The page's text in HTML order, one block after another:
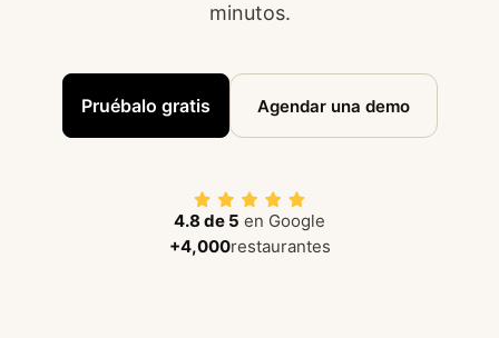
minutos.
Pruébalo gratis Agendar una demo
4.8 de 5 en Google
+4,000restaurantes